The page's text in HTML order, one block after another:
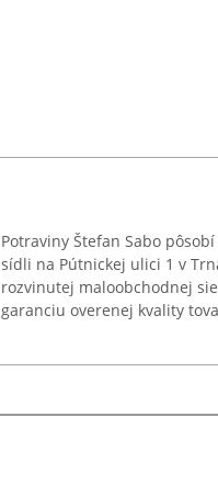
Potraviny Štefan Sabo
sídli na Pútnickej ulici 1 v
rozvinutej maloobchodnej
garanciu overenej kvality